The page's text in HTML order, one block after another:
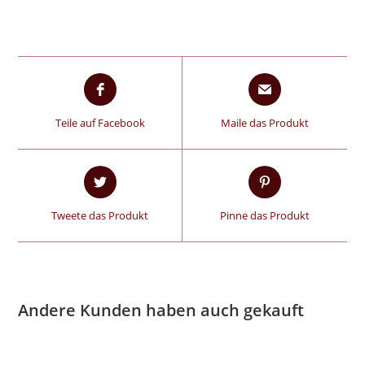
Teile auf Facebook Maile das Produkt
Tweete das Produkt Pinne das Produkt
Andere Kunden haben auch gekauft